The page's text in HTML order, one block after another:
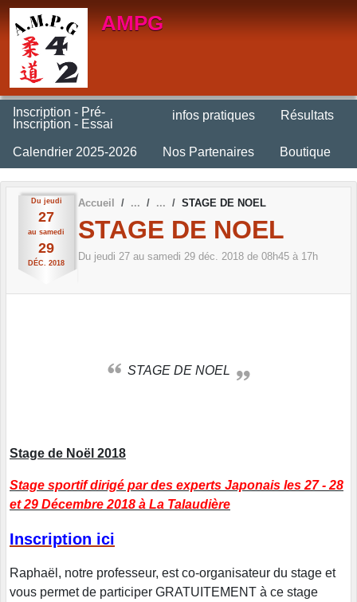
AMPG
Inscription - Pré-
Inscription - Essai
infos pratiques Résultats
Calendrier 2025-2026 Nos Partenaires Boutique
Du jeudi
27
au samedi
29
DÉC. 2018
Accueil STAGE DE NOEL
STAGE DE NOEL
Du jeudi 27 au samedi 29 déc. 2018 de 08h45 à 17h
STAGE DE NOEL
Stage de Noël 2018
Stage sportif dirigé par des experts Japonais les 27 - 28
et 29 Décembre 2018 à La Talaudière
Inscription ici
Raphaël, notre professeur, est co-organisateur du stage et
vous permet de participer GRATUITEMENT à ce stage
Panneau de gestion des cookies